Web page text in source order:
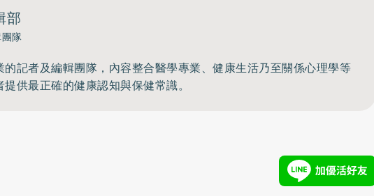
部
隊
的記者及編輯團隊，內容整合醫學專業、健康生活乃至關係心理學等
供最正確的健康認知與保健常識。